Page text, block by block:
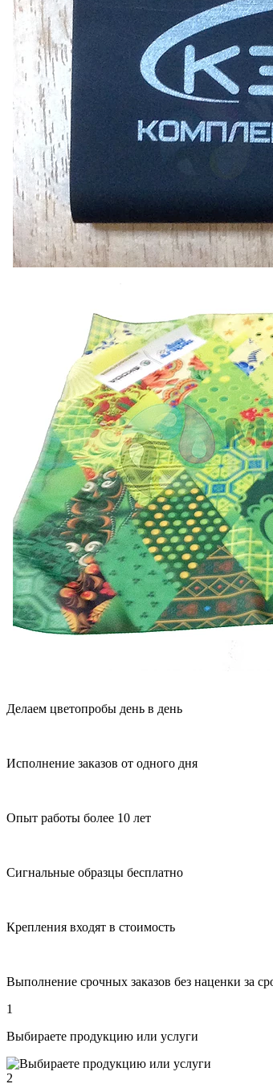
Делаем цветопробы день в день
Исполнение заказов от одного дня
Опыт работы более 10 лет
Сигнальные образцы бесплатно
Крепления входят в стоимость
Выполнение срочных заказов без наценки за
1
Выбираете продукцию или услуги
2